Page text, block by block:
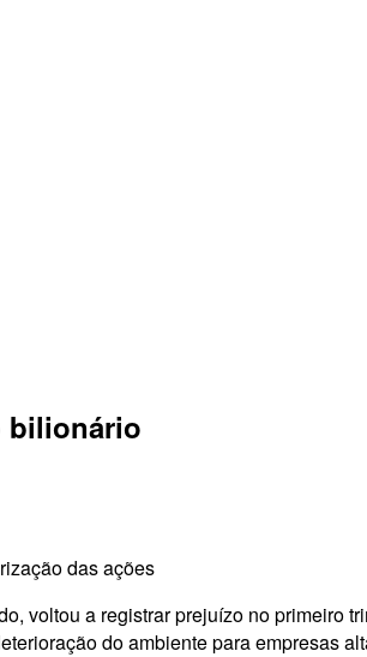
bilionário
das ações
voltou a registrar prejuízo no primeiro
do ambiente para empresas